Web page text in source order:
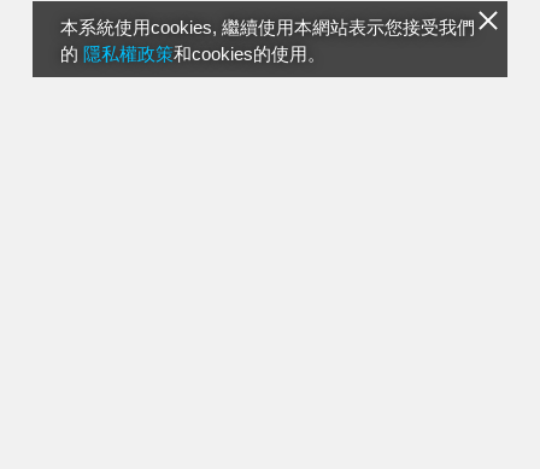
本系統使用cookies, 繼續使用本網站表示您接受我們
的 隱私權政策和cookies的使用。